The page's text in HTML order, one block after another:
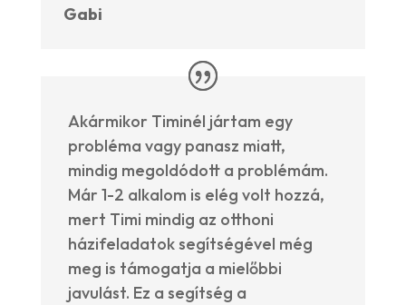
Gabi
Akármikor Timinél jártam egy
probléma vagy panasz miatt,
mindig megoldódott a problémám.
Már 1-2 alkalom is elég volt hozzá,
mert Timi mindig az otthoni
házifeladatok segítségével még
meg is támogatja a mielőbbi
javulást. Ez a segítség a